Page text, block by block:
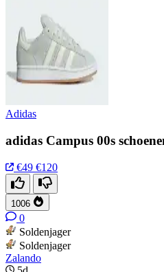
Adidas
adidas Campus 00s
€49 €120
1006
0
Soldenjager
Soldenjager
Zalando